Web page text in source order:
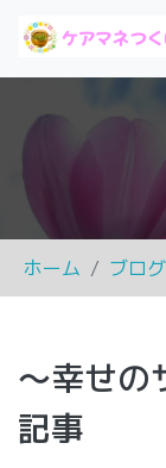
ホーム ブログ
～幸せの
記事